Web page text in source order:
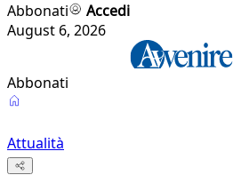
Abbonati
Accedi
August 6, 2026
Abbonati
Attualità